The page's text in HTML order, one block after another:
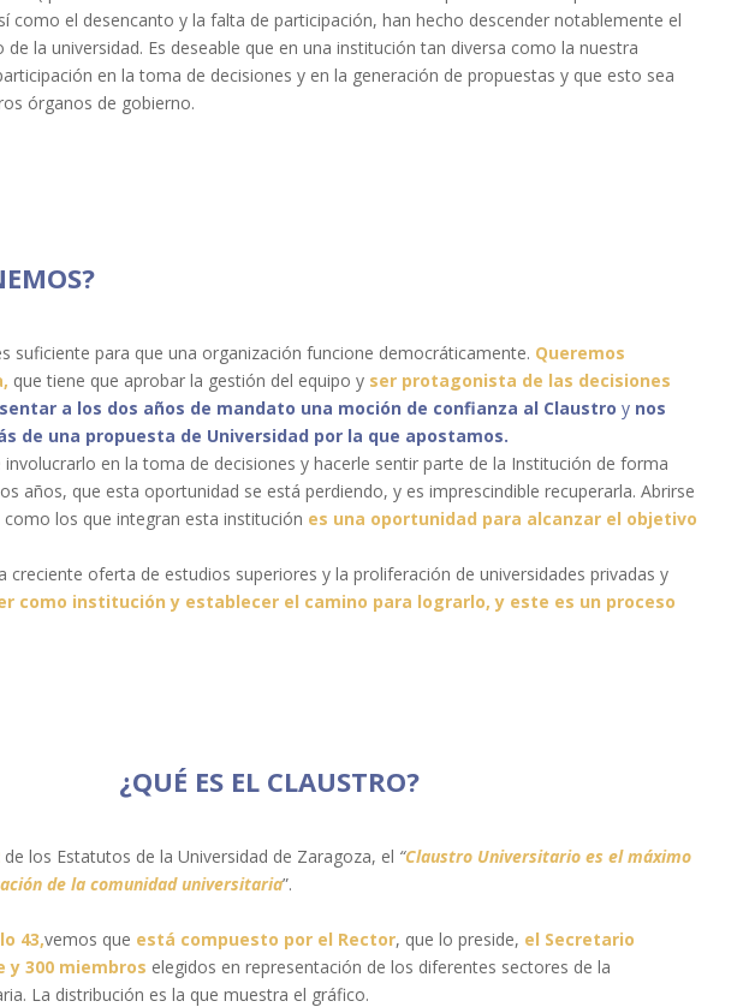
como el desencanto y la falta de participación, han hecho descender notablemente el
la universidad. Es deseable que en una institución tan diversa como la nuestra
en la toma de decisiones y en la generación de propuestas y que esto sea
órganos de gobierno.
suficiente para que una organización funcione democráticamente. Queremos
que tiene que aprobar la gestión del equipo y ser protagonista de las decisiones
a los dos años de mandato una moción de confianza al Claustro y nos
una propuesta de Universidad por la que apostamos.
en la toma de decisiones y hacerle sentir parte de la Institución de forma
años, que esta oportunidad se está perdiendo, y es imprescindible recuperarla. Abrirse
los que integran esta institución es una oportunidad para alcanzar el objetivo
oferta de estudios superiores y la proliferación de universidades privadas y
como institución y establecer el camino para lograrlo, y este es un proceso
¿QUÉ ES EL CLAUSTRO?
de los Estatutos de la Universidad de Zaragoza, el “Claustro Universitario es el máximo
de la comunidad universitaria”.
43,vemos que está compuesto por el Rector, que lo preside, el Secretario
y 300 miembros elegidos en representación de los diferentes sectores de la
La distribución es la que muestra el gráfico.